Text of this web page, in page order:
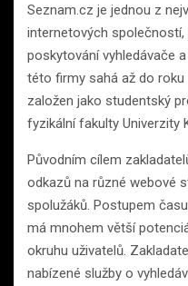
Seznam.cz je jednou z
internetových
poskytování vyhledávače
této firmy sahá až do roku
založen jako studentský
fyzikální fakulty Univerzity
Původním cílem
odkazů na různé webové
spolužáků. Postupem
má mnohem větší
okruhu uživatelů.
nabízené služby o